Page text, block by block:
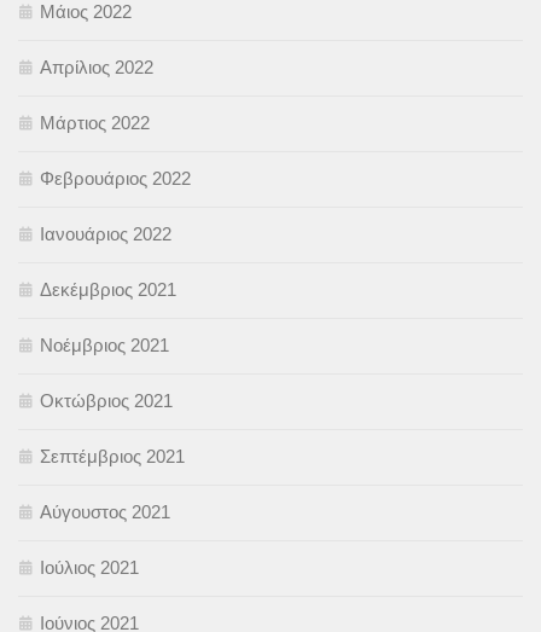
Μάιος 2022
Απρίλιος 2022
Μάρτιος 2022
Φεβρουάριος 2022
Ιανουάριος 2022
Δεκέμβριος 2021
Νοέμβριος 2021
Οκτώβριος 2021
Σεπτέμβριος 2021
Αύγουστος 2021
Ιούλιος 2021
Ιούνιος 2021